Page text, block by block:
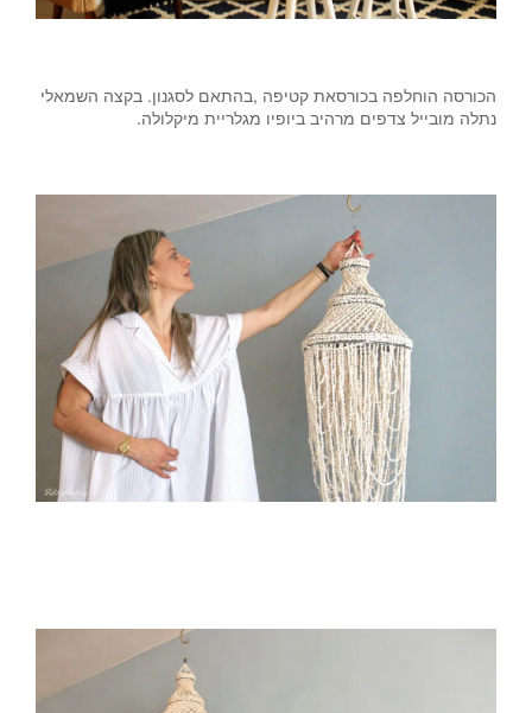
הכורסה הוחלפה בכורסאת קטיפה ,בהתאם לסגנון. בקצה השמאלי
נתלה מובייל צדפים מרהיב ביופיו מגלריית מיקלולה.